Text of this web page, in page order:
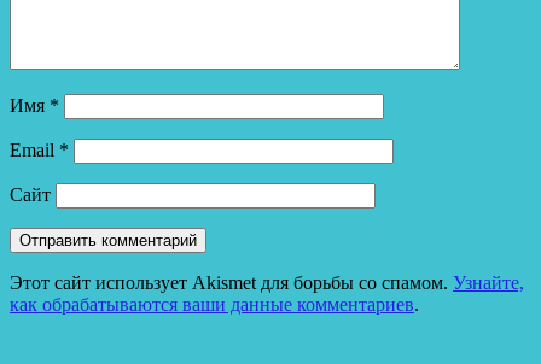
Имя *
Email *
Сайт
Этот сайт использует Akismet для борьбы со спамом. Узнайте,
как обрабатываются ваши данные комментариев.